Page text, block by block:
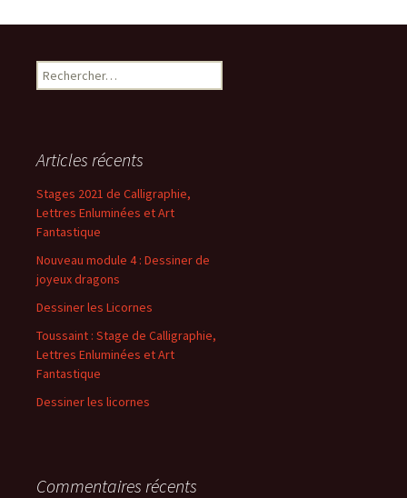
o
k
d
n
l
ge
Articles récents
Stages 2021 de Calligraphie,
Lettres Enluminées et Art
Fantastique
Nouveau module 4 : Dessiner de
joyeux dragons
Dessiner les Licornes
Toussaint : Stage de Calligraphie,
Lettres Enluminées et Art
Fantastique
Dessiner les licornes
Commentaires récents